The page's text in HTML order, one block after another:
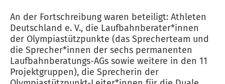
An der Fortschreibung waren beteiligt: Athleten
Deutschland e. V., die Laufbahnberater*innen
der Olympiastützpunkte (das Sprecherteam und
die Sprecher*innen der sechs permanenten
Laufbahnberatungs-AGs sowie weitere in den 11
Projektgruppen), die Sprecherin der